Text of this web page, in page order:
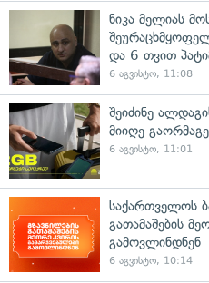
ნიკა მელიას
და 6 თვით
6 აგვისტო, 11:08
შეიძინე
მიიღე
6 აგვისტო, 11:01
საქართველოს
გათამაშების
გამოვლინდნენ
6 აგვისტო, 10:14